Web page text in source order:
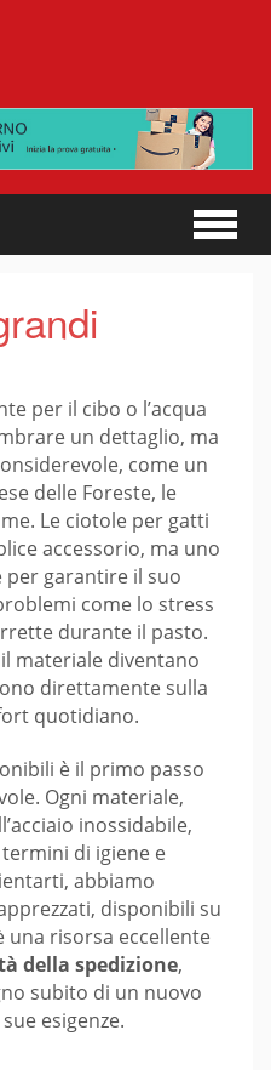
per il cibo o l’acqua
un dettaglio, ma
come un
delle Foreste, le
Le ciotole per gatti
accessorio, ma uno
garantire il suo
come lo stress
durante il pasto.
materiale diventano
direttamente sulla
quotidiano.
è il primo passo
Ogni materiale,
inossidabile,
di igiene e
abbiamo
disponibili su
una risorsa eccellente
della spedizione,
subito di un nuovo
esigenze.